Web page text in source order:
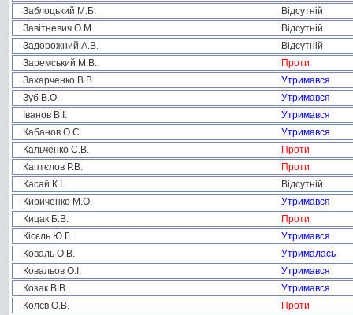
Заблоцький М.Б.
Відсутній
Завітневич О.М.
Відсутній
Задорожний А.В.
Відсутній
Заремський М.В.
Проти
Захарченко В.В.
Утримався
Зуб В.О.
Утримався
Іванов В.І.
Утримався
Кабанов О.Є.
Утримався
Кальченко С.В.
Проти
Каптєлов Р.В.
Проти
Касай К.І.
Відсутній
Кириченко М.О.
Утримався
Кицак Б.В.
Проти
Кісєль Ю.Г.
Утримався
Коваль О.В.
Утрималась
Ковальов О.І.
Утримався
Козак В.В.
Утримався
Колєв О.В.
Проти